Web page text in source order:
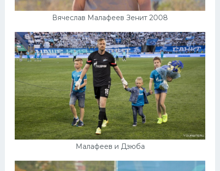
Вячеслав Малафеев Зенит 2008
Малафеев и Дзюба